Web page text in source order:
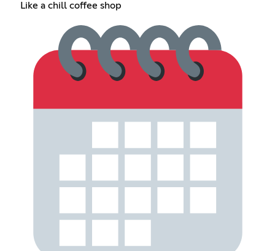
Like a chill coffee shop